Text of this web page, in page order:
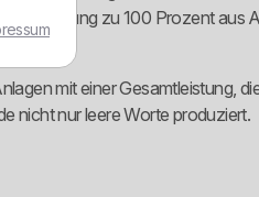
zu 100 Prozent aus
mit einer Gesamtleistung,
nicht nur leere Worte produziert.